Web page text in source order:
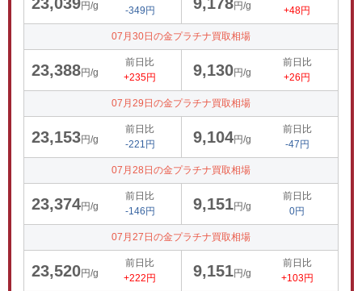
円/g
-349円
円/g
+48円
07月30日の金プラチナ買取相場
23,388円/g
前日比
+235円
9,130円/g
前日比
+26円
07月29日の金プラチナ買取相場
23,153円/g
前日比
-221円
9,104円/g
前日比
-47円
07月28日の金プラチナ買取相場
23,374円/g
前日比
-146円
9,151円/g
前日比
0円
07月27日の金プラチナ買取相場
23,520円/g
前日比
+222円
9,151円/g
前日比
+103円